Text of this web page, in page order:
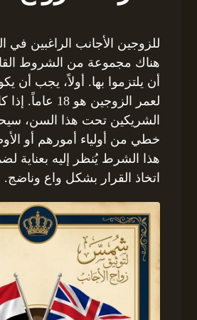
للزوجين الأجانب الراغبين في
هناك مجموعة من الشروط
أن يلتزموا بها. أولاً، يجب أن
لعمر الزوجين هو 18
الشريكين تحت هذا السن،
خطي من أولياء أمورهم أو
هذا الشرط يُنظر إليه بعناية
اتخاذ القرار بشكل واع وناضج.